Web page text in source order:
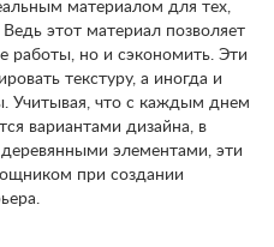
материалом для тех,
этот материал позволяет
работы, но и сэкономить. Эти
текстуру, а иногда и
Учитывая, что с каждым днем
вариантами дизайна, в
элементами, эти
при создании